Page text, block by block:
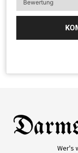
Wer's